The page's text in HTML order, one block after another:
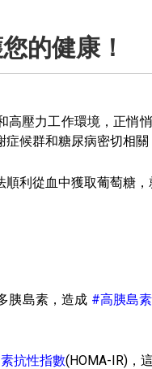
的健康！
高壓力工作環境，正悄
候群和糖尿病密切相
利從血中獲取葡萄糖
胰島素，造成 #高胰島
抗性指數(HOMA-IR)，